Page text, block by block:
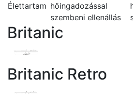
Élettartam hőingadozással
szembeni ellenállás
Britanic
Britanic Retro